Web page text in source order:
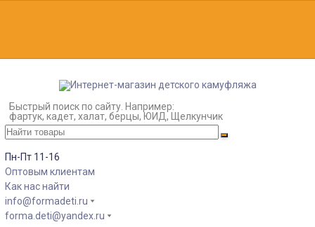
Быстрый поиск по сайту. Например:
фартук, кадет, халат, берцы, ЮИД, Щелкунчик
Пн-Пт 11-16
Оптовым клиентам
Как нас найти
info@formadeti.ru
forma.deti@yandex.ru